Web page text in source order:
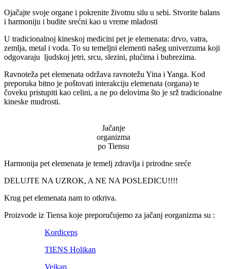
Ojačajte svoje organe i pokrenite životnu silu u sebi. Stvorite balans
i harmoniju i budite srećni kao u vreme mladosti
U tradicionalnoj kineskoj medicini pet je elemenata: drvo, vatra,
zemlja, metal i voda. To su temeljni elementi našeg univerzuma koji
odgovaraju ljudskoj jetri, srcu, slezini, plućima i bubrezima.
Ravnoteža pet elemenata održava ravnotežu Yina i Yanga. Kod
preporuka bitno je poštovati interakciju elemenata (organa) te
čoveku pristupiti kao celini, a ne po delovima što je srž tradicionalne
kineske mudrosti.
Jačanje
organizma
po Tiensu
Harmonija pet elemenata je temelj zdravlja i prirodne sreće
DELUJTE NA UZROK, A NE NA POSLEDICU!!!!
Krug pet elemenata nam to otkriva.
Proizvode iz Tiensa koje preporučujemo za jačanj eorganizma su :
Kordiceps
TIENS Holikan
Vejkan